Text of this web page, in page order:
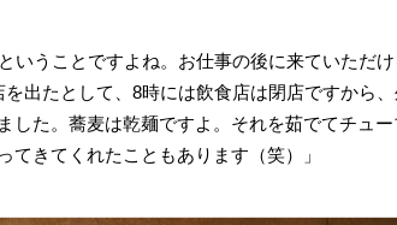
いうことですよね。お仕事の後に来ていただ
出たとして、8時には飲食店は閉店ですから
た。蕎麦は乾麺ですよ。それを茹でてチュ
きてくれたこともあります（笑）」